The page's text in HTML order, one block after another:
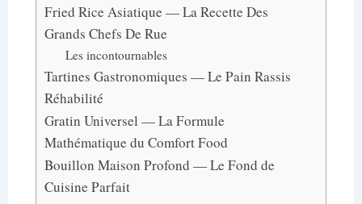
Fried Rice Asiatique — La Recette Des
Grands Chefs De Rue
Les incontournables
Tartines Gastronomiques — Le Pain Rassis
Réhabilité
Gratin Universel — La Formule
Mathématique du Comfort Food
Bouillon Maison Profond — Le Fond de
Cuisine Parfait